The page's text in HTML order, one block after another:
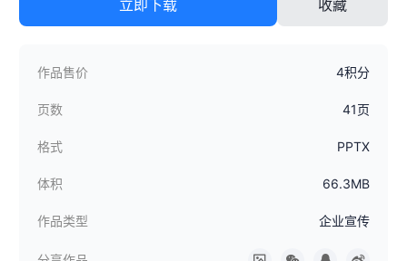
立即下载 收藏
作品售价 4积分
页数 41页
格式 PPTX
体积 66.3MB
作品类型 企业宣传